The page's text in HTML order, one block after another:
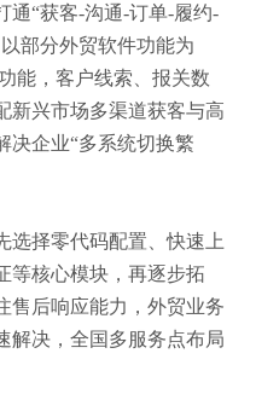
通“获客-沟通-订单-履约-
部分外贸软件功能为
能，客户线索、报关数
新兴市场多渠道获客与高
决企业“多系统切换繁
选择零代码配置、快速上
等核心模块，再逐步拓
售后响应能力，外贸业务
解决，全国多服务点布局